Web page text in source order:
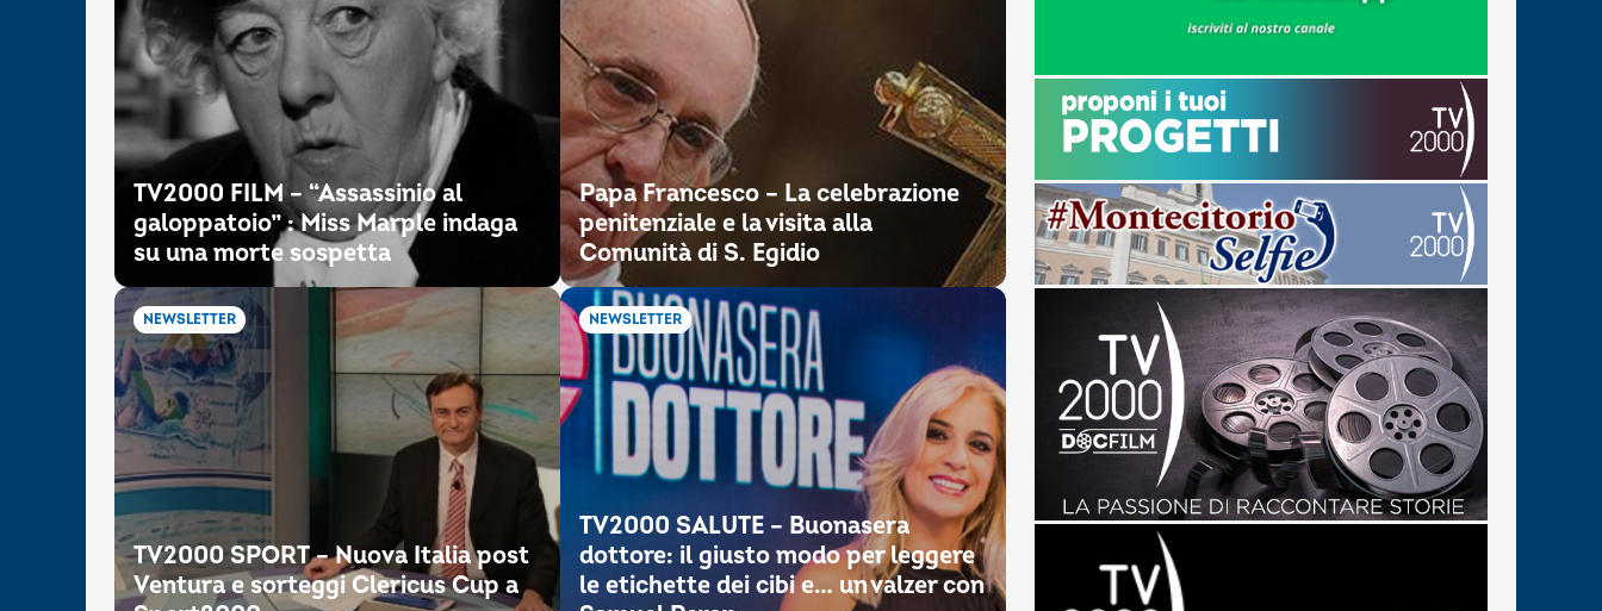
TV2000 FILM – “Assassinio al
galoppatoio” : Miss Marple indaga
su una morte sospetta
Papa Francesco – La celebrazione
penitenziale e la visita alla
Comunità di S. Egidio
NEWSLETTER
TV2000 SPORT – Nuova Italia post
Ventura e sorteggi Clericus Cup a
NEWSLETTER
TV2000 SALUTE – Buonasera
dottore: il giusto modo per leggere
le etichette dei cibi e… un valzer con